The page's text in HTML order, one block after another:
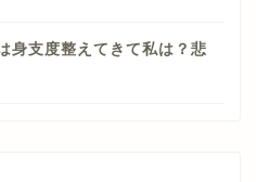
身支度整えてきて私は？悲